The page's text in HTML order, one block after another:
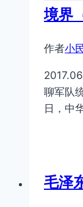
境界
作者小
聊军队
日，中
毛泽